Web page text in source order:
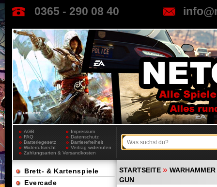
0365 - 290 08 40
AGB
Impressum
FAQ
Datenschutz
Batteriegesetz
Barrierefreiheit
Widerrufsrecht
Vertrag widerrufen
Zahlungsarten & Versandkosten
STARTSEITE »
GUN
Brett- & Kartenspiele
Evercade